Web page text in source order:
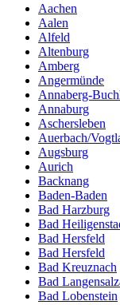
Aachen
Aalen
Alfeld
Altenburg
Amberg
Angermünde
Annaberg-
Annaburg
Aschersleben
Auerbach/
Augsburg
Aurich
Backnang
Baden-Baden
Bad Harzburg
Bad
Bad Hersfeld
Bad Hersfeld
Bad Kreuznach
Bad
Bad Lobenstein